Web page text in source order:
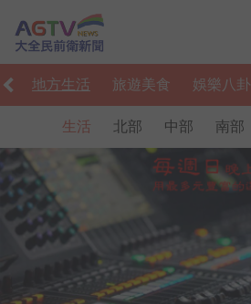
地方生活 旅遊美食 娛樂八卦
生活 北部 中部 南部